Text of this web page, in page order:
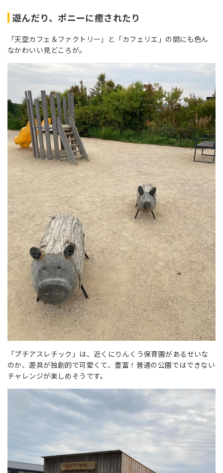
遊んだり、ポニーに癒されたり
「天空カフェ＆ファクトリー」と「カフェリエ」の間にも色ん
なかわいい見どころが。
「プチアスレチック」は、近くにりんくう保育園があるせいな
のか、遊具が独創的で可愛くて、豊富！普通の公園ではできない
チャレンジが楽しめそうです。